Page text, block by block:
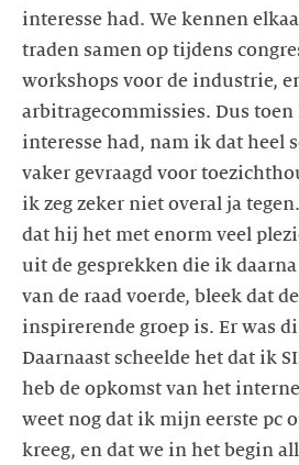
interesse had. We kennen
traden samen op tijdens
workshops voor de industrie,
arbitragecommissies. Dus
interesse had, nam ik dat heel
vaker gevraagd voor
ik zeg zeker niet overal ja
dat hij het met enorm veel
uit de gesprekken die ik
van de raad voerde, bleek dat
inspirerende groep is. Er was
Daarnaast scheelde het dat ik
heb de opkomst van het
weet nog dat ik mijn eerste pc
kreeg, en dat we in het begin